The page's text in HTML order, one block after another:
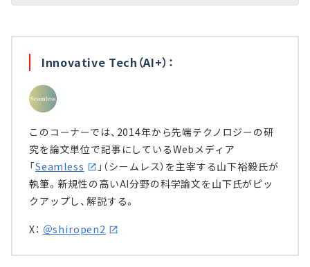
Innovative Tech（AI+）：
このコーナーでは、2014年から先端テクノロジーの研
究を論文単位で記事にしているWebメディア
「Seamless
」（シームレス）を主宰する山下裕毅氏が
執筆。新規性の高いAI分野の科学論文を山下氏がピッ
クアップし、解説する。
X： ＠shiropen2